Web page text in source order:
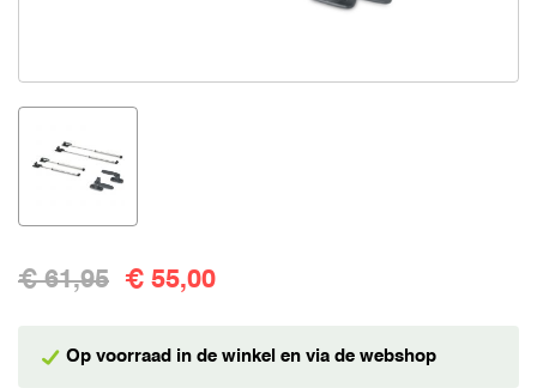
€ 61,95 € 55,00
Op voorraad in de winkel en via de webshop